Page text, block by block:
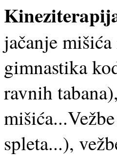
jačanje
gimnastika
ravnih
spleta...),